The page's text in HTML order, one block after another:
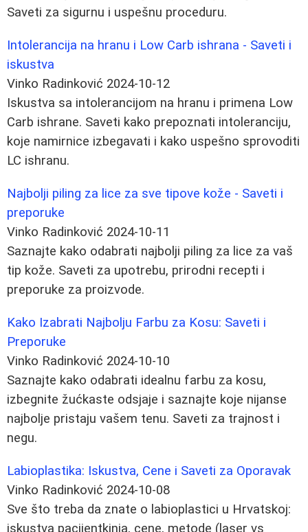
Saveti za sigurnu i uspešnu proceduru.
Intolerancija na hranu i Low Carb ishrana - Saveti i
iskustva
Vinko Radinković 2024-10-12
Iskustva sa intolerancijom na hranu i primena Low
Carb ishrane. Saveti kako prepoznati intoleranciju,
koje namirnice izbegavati i kako uspešno sprovoditi
LC ishranu.
Najbolji piling za lice za sve tipove kože - Saveti i
preporuke
Vinko Radinković 2024-10-11
Saznajte kako odabrati najbolji piling za lice za vaš
tip kože. Saveti za upotrebu, prirodni recepti i
preporuke za proizvode.
Kako Izabrati Najbolju Farbu za Kosu: Saveti i
Preporuke
Vinko Radinković 2024-10-10
Saznajte kako odabrati idealnu farbu za kosu,
izbegnite žućkaste odsjaje i saznajte koje nijanse
najbolje pristaju vašem tenu. Saveti za trajnost i
negu.
Labioplastika: Iskustva, Cene i Saveti za Oporavak
Vinko Radinković 2024-10-08
Sve što treba da znate o labioplastici u Hrvatskoj:
iskustva pacijentkinja, cene, metode (laser vs